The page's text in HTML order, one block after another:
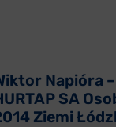
Napióra
SA
Ziemi